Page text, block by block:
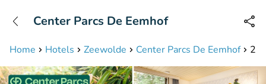
Erreichbar bis 23:00 Uhr
Home Hotels Zeewolde Center Parcs De Eemhof 2,
Center Parcs De Eemhof